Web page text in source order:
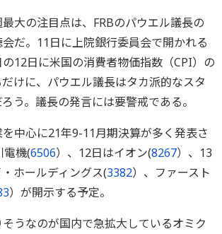
大の注目点は、FRBのパウエル議長の
だ。11日に上院銀行委員会で開かれる
12日に米国の消費者物価指数（CPI）の
けに、パウエル議長はタカ派的なスタ
う。議長の発言には要警戒である。
中心に21年9-11月期決算が多く発表さ
電機(6506）、12日はイオン(8267）、13
ホールディングス(3382）、ファースト
）が開示する予定。
うなのが国内で急拡大しているオミク